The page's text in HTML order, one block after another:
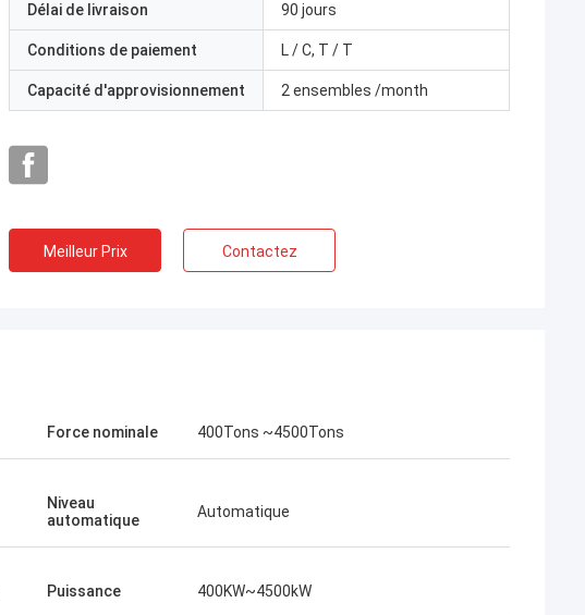
Délai de livraison 90 jours
Conditions de paiement L / C, T / T
Capacité d'approvisionnement 2 ensembles /month
Meilleur Prix Contactez
Force nominale 400Tons ~4500Tons
Niveau
automatique
Automatique
Puissance 400KW~4500kW